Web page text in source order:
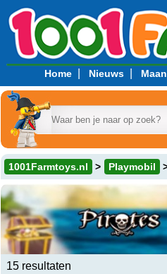
Home| Nieuws|
1001Farmtoys.nl Playmobil
Playmobil
15 resultaten